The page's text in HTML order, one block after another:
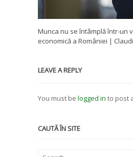
Munca nu se întâmplă într-un
economică a României |
LEAVE A REPLY
You must be logged in to post
CAUTĂ ÎN SITE